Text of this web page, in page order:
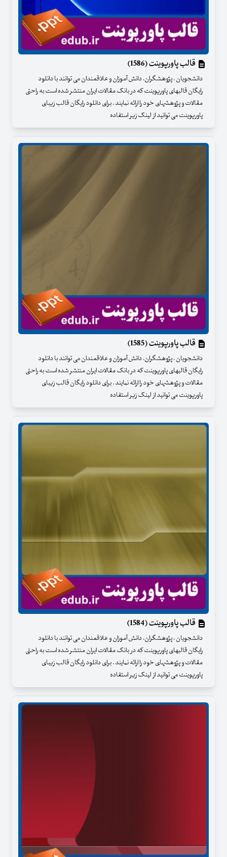
قالب پاورپوینت (1586)
دانشجویان ، پژوهشگران، دانش آموزان و علاقمندان می توانند با دانلود
رایگان قالبهای پاورپوینت که در بانک مقالات ایران منتشر شده است به راحتی
مقالات و پژوهشهای خود را ارائه نمایند . برای دانلود رایگان قالب زیبای
پاورپوینت می توانید از لینک زیر استفاده
قالب پاورپوینت (1585)
دانشجویان ، پژوهشگران، دانش آموزان و علاقمندان می توانند با دانلود
رایگان قالبهای پاورپوینت که در بانک مقالات ایران منتشر شده است به راحتی
مقالات و پژوهشهای خود را ارائه نمایند . برای دانلود رایگان قالب زیبای
پاورپوینت می توانید از لینک زیر استفاده
قالب پاورپوینت (1584)
دانشجویان ، پژوهشگران، دانش آموزان و علاقمندان می توانند با دانلود
رایگان قالبهای پاورپوینت که در بانک مقالات ایران منتشر شده است به راحتی
مقالات و پژوهشهای خود را ارائه نمایند . برای دانلود رایگان قالب زیبای
پاورپوینت می توانید از لینک زیر استفاده